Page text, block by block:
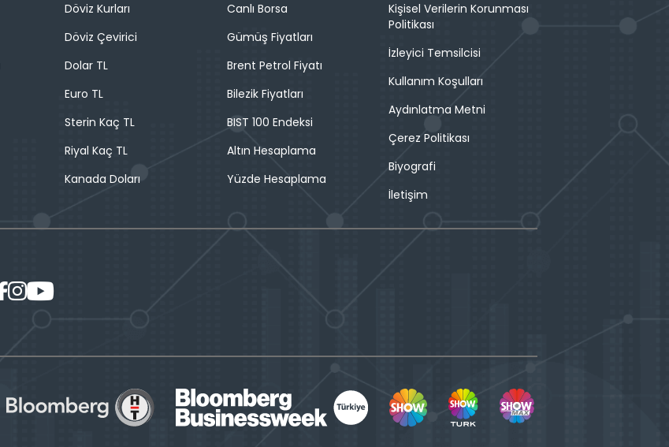
Döviz Kurları
Döviz Çevirici
Dolar TL
Euro TL
Sterin Kaç TL
Riyal Kaç TL
Kanada Doları
Canlı Borsa
Gümüş Fiyatları
Brent Petrol Fiyatı
Bilezik Fiyatları
BIST 100 Endeksi
Altın Hesaplama
Yüzde Hesaplama
Kişisel Verilerin Korunması
Politikası
İzleyici Temsilcisi
Kullanım Koşulları
Aydınlatma Metni
Çerez Politikası
Biyografi
İletişim